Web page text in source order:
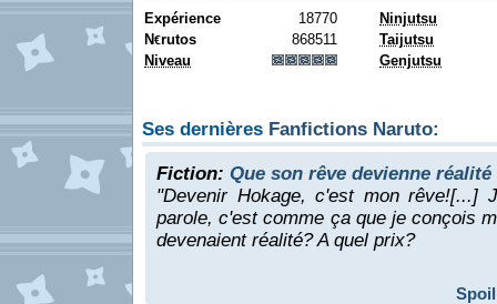
Expérience 18770
Ninjutsu
N€rutos 868511
Taijutsu
Niveau
Genjutsu
Ses dernières Fanfictions Naruto:
Fiction: Que son rêve devienne réalité
"Devenir Hokage, c'est mon rêve![...]
parole, c'est comme ça que je conçois
devenaient réalité? A quel prix?
Spoil